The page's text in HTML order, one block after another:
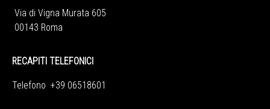
Via di Vigna Murata 605
00143 Roma
RECAPITI TELEFONICI
Telefono +39 06518601